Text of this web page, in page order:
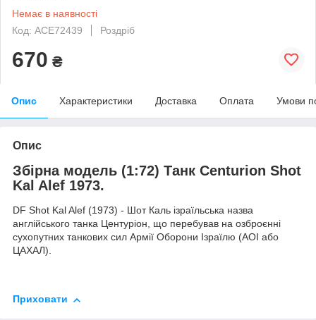
Немає в наявності
Код: ACE72439
Роздріб
670 ₴
Опис Характеристики Доставка Оплата Умови
Опис
Збірна модель (1:72) Танк Centurion Shot
Kal Alef 1973.
DF Shot Kal Alef (1973) - Шот Каль ізраїльська назва
англійського танка Центуріон, що перебував на озброєнні
сухопутних танкових сил Армії Оборони Ізраїлю (АОІ або
ЦАХАЛ).
Приховати